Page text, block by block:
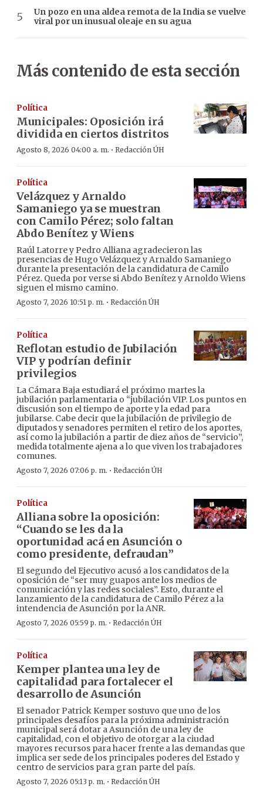
Un pozo en una aldea remota de la India se vuelve
viral por un inusual oleaje en su agua
Más contenido de esta sección
Política
Municipales: Oposición irá
dividida en ciertos distritos
Agosto 8, 2026 04:00 a. m. · Redacción ÚH
Política
Velázquez y Arnaldo
Samaniego ya se muestran
con Camilo Pérez; solo faltan
Abdo Benítez y Wiens
Raúl Latorre y Pedro Alliana agradecieron las
presencias de Hugo Velázquez y Arnaldo Samaniego
durante la presentación de la candidatura de Camilo
Pérez. Queda por verse si Abdo Benítez y Arnoldo Wiens
siguen el mismo camino.
Agosto 7, 2026 10:51 p. m. · Redacción ÚH
Política
Reflotan estudio de Jubilación
VIP y podrían definir
privilegios
La Cámara Baja estudiará el próximo martes la
jubilación parlamentaria o “jubilación VIP. Los puntos en
discusión son el tiempo de aporte y la edad para
jubilarse. Cabe decir que la jubilación de privilegio de
diputados y senadores permiten el retiro de los aportes,
así como la jubilación a partir de diez años de “servicio”,
medida totalmente ajena a lo que viven los trabajadores
comunes.
Agosto 7, 2026 07:06 p. m. · Redacción ÚH
Política
Alliana sobre la oposición:
“Cuando se les da la
oportunidad acá en Asunción o
como presidente, defraudan”
El segundo del Ejecutivo acusó a los candidatos de la
oposición de “ser muy guapos ante los medios de
comunicación y las redes sociales”. Esto, durante el
lanzamiento de la candidatura de Camilo Pérez a la
intendencia de Asunción por la ANR.
Agosto 7, 2026 05:59 p. m. · Redacción ÚH
Política
Kemper plantea una ley de
capitalidad para fortalecer el
desarrollo de Asunción
El senador Patrick Kemper sostuvo que uno de los
principales desafíos para la próxima administración
municipal será dotar a Asunción de una ley de
capitalidad, con el objetivo de otorgar a la ciudad
mayores recursos para hacer frente a las demandas que
implica ser sede de los principales poderes del Estado y
centro de servicios para gran parte del país.
Agosto 7, 2026 05:13 p. m. · Redacción ÚH